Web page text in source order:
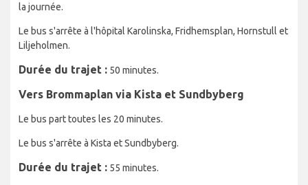
la journée.
Le bus s'arrête à l'hôpital Karolinska, Fridhemsplan, Hornstull et
Liljeholmen.
Durée du trajet : 50 minutes.
Vers Brommaplan via Kista et Sundbyberg
Le bus part toutes les 20 minutes.
Le bus s'arrête à Kista et Sundbyberg.
Durée du trajet : 55 minutes.